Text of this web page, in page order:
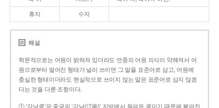
휴지 수지
해설
학문적으로는 어원이 밝혀져 있더라도 언중의 어원 의식이 약해져서 어
원으로부터 멀어진 형태가 널리 쓰이면 그 말을 표준어로 삼고, 어원에
충실한 형태이더라도 현실적으로 쓰이지 않는 말은 표준어로 삼지 않겠
다는 것을 다룬 조항이다.
① ‘강낭콩’은 중국의 ‘강남(江南)’ 지방에서 들여온 콩이기 때문에 붙여진